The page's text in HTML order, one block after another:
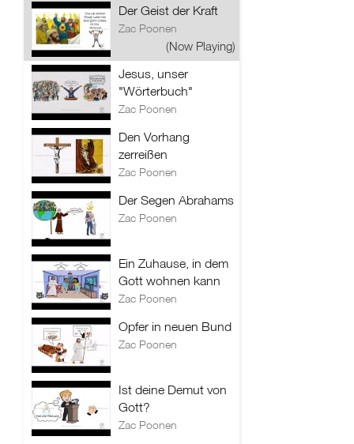
Der Geist der Kraft
Zac Poonen
(Now Playing)
Jesus, unser
"Wörterbuch"
Zac Poonen
Den Vorhang
zerreißen
Zac Poonen
Der Segen Abrahams
Zac Poonen
Ein Zuhause, in dem
Gott wohnen kann
Zac Poonen
Opfer in neuen Bund
Zac Poonen
Ist deine Demut von
Gott?
Zac Poonen